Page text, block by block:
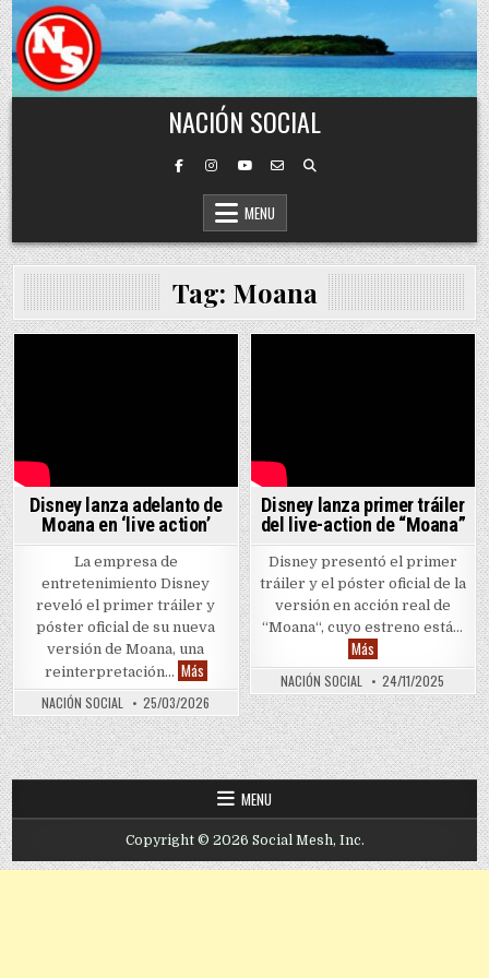
Skip to content
NACIÓN SOCIAL
MENU
Tag: Moana
Disney lanza adelanto de
Moana en ‘live action’
La empresa de
entretenimiento Disney
reveló el primer tráiler y
póster oficial de su nueva
versión de Moana, una
reinterpretación… MásDisney lanza adelanto de Moana en ‘live action’
NACIÓN SOCIAL 25/03/2026
Disney lanza primer tráiler
del live-action de “Moana”
Disney presentó el primer
tráiler y el póster oficial de la
versión en acción real de
“Moana“, cuyo estreno está…
MásDisney lanza primer
NACIÓN SOCIAL 24/11/2025
MENU
Copyright © 2026 Social Mesh, Inc.